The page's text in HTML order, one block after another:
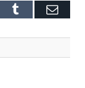
Tumblr E-